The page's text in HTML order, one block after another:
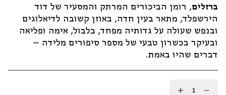
ברזלים, רומן הביכורים המרתק והמסעיר של דוד
הירשפלד, מתאר בעין חדה, באוזן קשובה לדיאלוגים
ובנפש שעולה על גדותיה מפחד, בלבול, אימה ופליאה
ובעיקר בכשרון טבעי של מספר סיפורים מלידה –
דברים שהיו באמת.